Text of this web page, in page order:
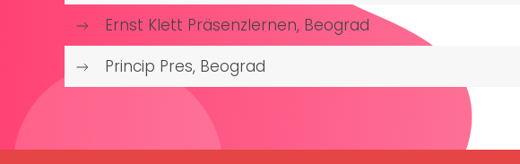
Ernst Klett Präsenzlernen, Beograd
Princip Pres, Beograd